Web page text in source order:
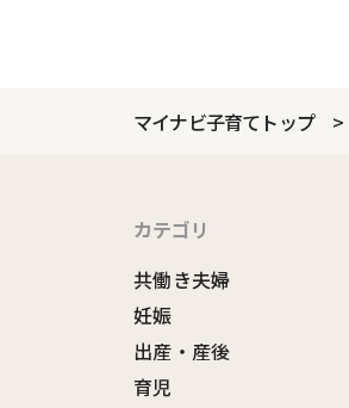
マイナビ子育てトップ
カテゴリ
共働き夫婦
妊娠
出産・産後
育児